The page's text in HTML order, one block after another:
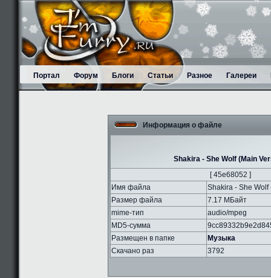
Портал Форум Блоги Статьи Разное Галереи
Информация о файле
Shakira - She Wolf (Main
[ 45e68052 ]
Имя файла
Shakira - She
Размер файла
7.17 МБайт
mime-тип
audio/mpeg
MD5-сумма
Размещен в папке
Музыка
Скачано раз
3792